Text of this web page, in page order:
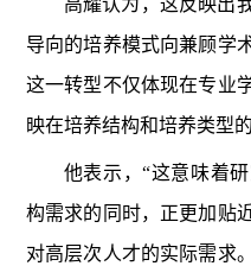
高耀认为，这反映出
导向的培养模式向兼顾学
这一转型不仅体现在专业
映在培养结构和培养类型
他表示，“这意味着
构需求的同时，正更加贴
对高层次人才的实际需求